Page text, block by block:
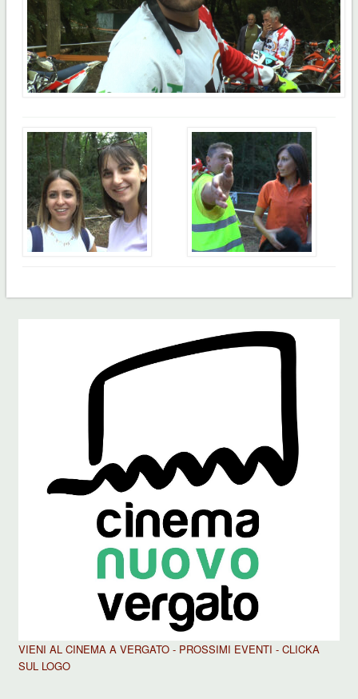
VIENI AL CINEMA A VERGATO - PROSSIMI EVENTI - CLICKA
SUL LOGO